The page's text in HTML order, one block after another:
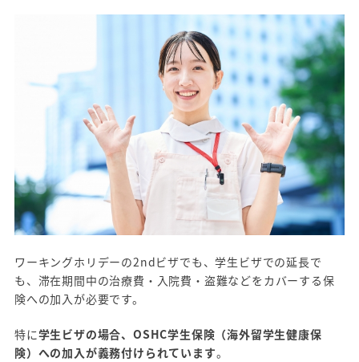
ワーキングホリデーの2ndビザでも、学生ビザでの延長で
も、滞在期間中の治療費・入院費・盗難などをカバーする保
険への加入が必要です。
特に学生ビザの場合、OSHC学生保険（海外留学生健康保
険）への加入が義務付けられています。